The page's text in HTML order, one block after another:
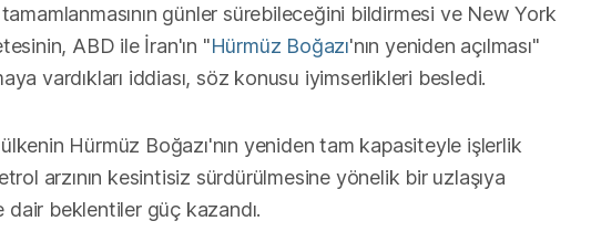
günler sürebileceğini bildirmesi ve New York
ABD ile İran'ın "Hürmüz Boğazı'nın yeniden açılması"
vardıkları iddiası, söz konusu iyimserlikleri besledi.
Hürmüz Boğazı'nın yeniden tam kapasiteyle işlerlik
arzının kesintisiz sürdürülmesine yönelik bir uzlaşıya
dair beklentiler güç kazandı.